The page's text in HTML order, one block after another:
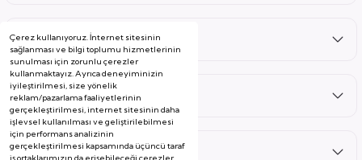
Çerez kullanıyoruz. İnternet sitesinin
sağlanması ve bilgi toplumu hizmetlerinin
sunulması için zorunlu çerezler
kullanmaktayız. Ayrıca deneyiminizin
iyileştirilmesi, size yönelik
reklam/pazarlama faaliyetlerinin
gerçekleştirilmesi, internet sitesinin daha
işlevsel kullanılması ve geliştirilebilmesi
için performans analizinin
gerçekleştirilmesi kapsamında üçüncü taraf
Satış Sonrası
Hizmetler
Kategoriler